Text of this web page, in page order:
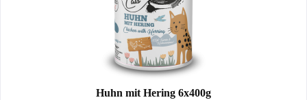
Huhn mit Hering 6x400g